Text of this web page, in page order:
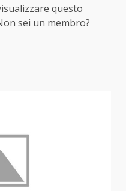
questo
sei un membro?